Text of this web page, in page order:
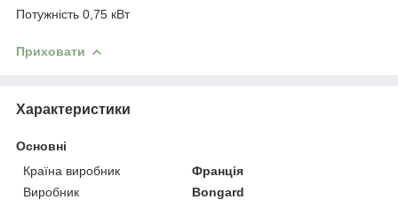
Потужність 0,75 кВт
Приховати
Характеристики
Основні
Країна виробник
Франція
Виробник
Bongard